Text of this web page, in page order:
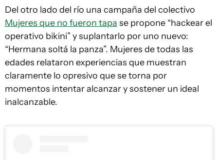
Del otro lado del río una campaña del colectivo
Mujeres que no fueron tapa se propone “hackear el
operativo bikini” y suplantarlo por uno nuevo:
“Hermana soltá la panza”. Mujeres de todas las
edades relataron experiencias que muestran
claramente lo opresivo que se torna por
momentos intentar alcanzar y sostener un ideal
inalcanzable.